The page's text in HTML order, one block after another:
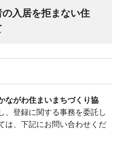
の入居を拒まない住
ながわ住まいまちづくり協
、登録に関する事務を委託し
は、下記にお問い合わせくだ